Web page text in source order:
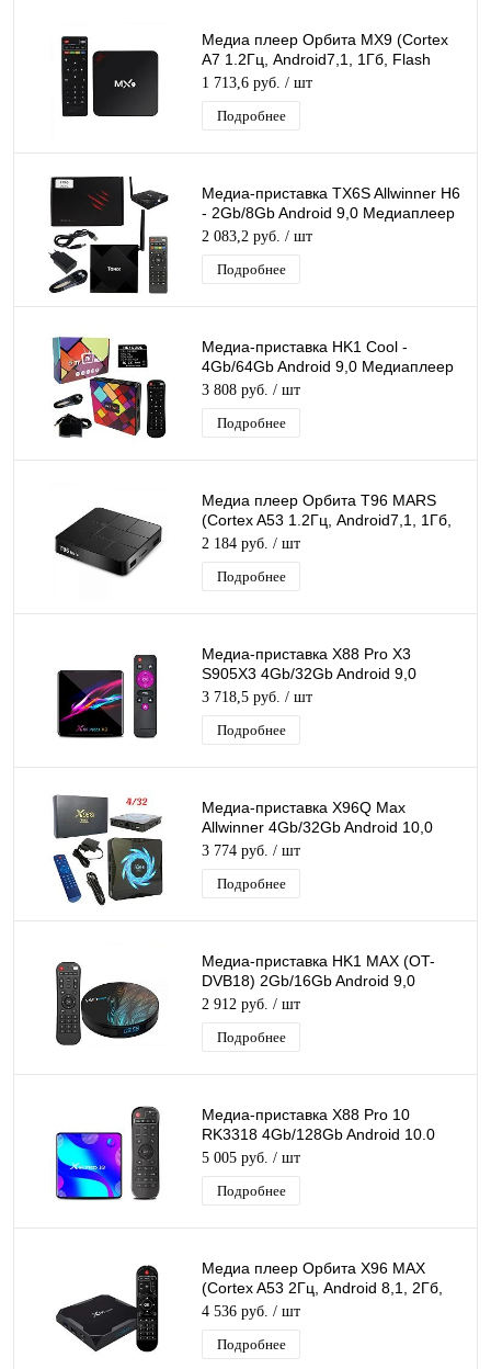
Медиа плеер Орбита MX9 (Cortex
A7 1.2Гц, Android7,1, 1Гб, Flash
8ГБ, Wi-Fi)/40
1 713,6 руб. / шт
Подробнее
Медиа-приставка TX6S Allwinner H6
- 2Gb/8Gb Android 9,0 Медиаплеер
Smart tv IPTV OTT приставка 4K
2 083,2 руб. / шт
Подробнее
Медиа-приставка HK1 Cool -
4Gb/64Gb Android 9,0 Медиаплеер
Smart tv IPTV OTT приставка 4K HD
H.265
3 808 руб. / шт
Подробнее
Медиа плеер Орбита T96 MARS
(Cortex A53 1.2Гц, Android7,1, 1Гб,
Flash 8ГБ, Wi-Fi)/40
2 184 руб. / шт
Подробнее
Медиа-приставка X88 Pro X3
S905X3 4Gb/32Gb Android 9,0
Медиаплеер Smart tv IPTV
приставка 8K H.265
3 718,5 руб. / шт
Подробнее
Медиа-приставка X96Q Max
Allwinner 4Gb/32Gb Android 10,0
Медиаплеер Smart tv IPTV
приставка 4K H.265
3 774 руб. / шт
Подробнее
Медиа-приставка HK1 MAX (OT-
DVB18) 2Gb/16Gb Android 9,0
Медиаплеер Smart tv IPTV OTT 4K
HD H.265
2 912 руб. / шт
Подробнее
Медиа-приставка X88 Pro 10
RK3318 4Gb/128Gb Android 10.0
Медиаплеер Smart tv IPTV
приставка 8K H.265
5 005 руб. / шт
Подробнее
Медиа плеер Орбита X96 MAX
(Cortex A53 2Гц, Android 8,1, 2Гб,
Flash 16ГБ, Wi-Fi)/20 У
4 536 руб. / шт
Подробнее